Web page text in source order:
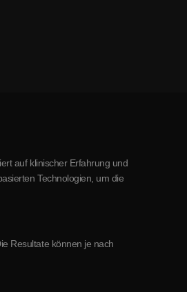
auf klinischer Erfahrung und
Technologien, um die
Resultate können je nach